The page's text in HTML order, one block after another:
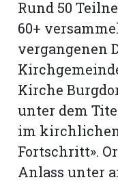
Rund 50
60+
vergangenen
Kirche
unter dem
im
Fortschritt».
Anlass unter